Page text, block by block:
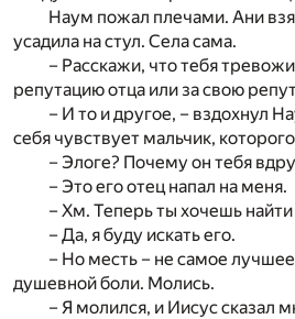
Наум пожал плечами. Ани
усадила на стул. Села сама.
– Расскажи, что тебя
репутацию отца или за свою
– И то и другое, – вздохнул
себя чувствует мальчик,
– Элоге? Почему он тебя
– Это его отец напал на меня.
– Хм. Теперь ты хочешь найти
– Да, я буду искать его.
– Но месть – не самое
душевной боли. Молись.
– Я молился, и Иисус сказал